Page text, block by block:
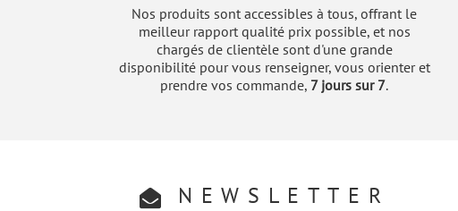
Nos produits sont accessibles à tous, offrant le
meilleur rapport qualité prix possible, et nos
chargés de clientèle sont d'une grande
disponibilité pour vous renseigner, vous orienter et
prendre vos commande, 7 jours sur 7.
NEWSLETTER